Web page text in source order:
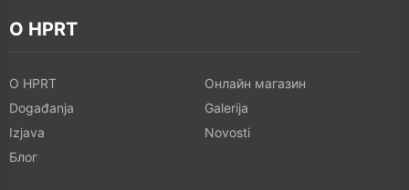
O HPRT
O HPRT
Онлайн магазин
Događanja
Galerija
Izjava
Novosti
Блог